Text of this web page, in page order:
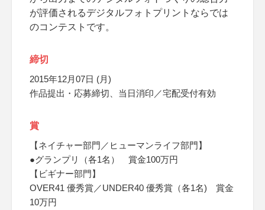
が評価されるデジタルフォトプリントならでは
のコンテストです。
締切
2015年12月07日 (月)
作品提出・応募締切、当日消印／宅配受付有効
賞
【ネイチャー部門／ヒューマンライフ部門】
●グランプリ（各1名） 賞金100万円
【ビギナー部門】
OVER41 優秀賞／UNDER40 優秀賞（各1名) 賞金
10万円